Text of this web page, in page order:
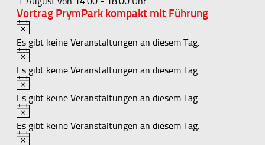
Vortrag PrymPark kompakt mit Führung
Hinweis
Es gibt keine Veranstaltungen an diesem Tag.
Hinweis
Es gibt keine Veranstaltungen an diesem Tag.
Hinweis
Es gibt keine Veranstaltungen an diesem Tag.
Hinweis
Es gibt keine Veranstaltungen an diesem Tag.
Hinweis